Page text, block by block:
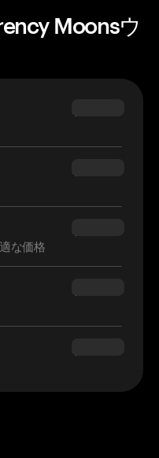
Moonsウ
$69.90
$54.90
な価格
$34.95
$160.00
$180.00